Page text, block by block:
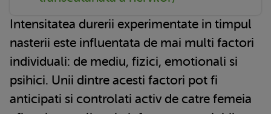
Intensitatea durerii experimentate in timpul
nasterii este influentata de mai multi factori
individuali: de mediu, fizici, emotionali si
psihici. Unii dintre acesti factori pot fi
anticipati si controlati activ de catre femeia